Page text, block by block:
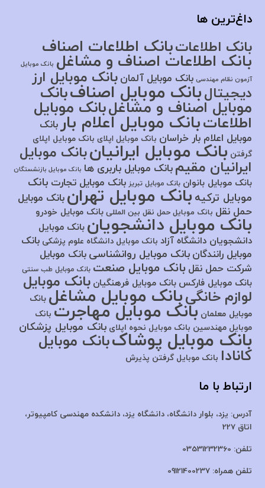
داغ‌ترین ها
بانک اطلاعاتبانک اطلاعات اصناف
بانک اطلاعات اصناف و مشاغل بانک موبایل
آزمون نظام مهندسی بانک موبایل آلمان بانک موبایل ارز
دیجیتالبانک موبایل اصنافبانک
موبایل اصناف و مشاغلبانک موبایل
اطلاعاتبانک موبایل اعلام بار بانک
موبایل اعلام بار خراسان بانک موبایل اپلای بانک موبایل اپلای
گرفتن بانک موبایل ایرانیانبانک موبایل
ایرانیان مقیم بانک موبایل باربری ها بانک موبایل بازنشستگان
بانک موبایل بانوان بانک موبایل تبریز بانک موبایل تجارت بانک
موبایل ترکیه بانک موبایل تهران بانک موبایل
حمل نقل بانک موبایل حمل نقل بین المللی بانک موبایل خودرو
بانک موبایل دانشجویان بانک موبایل
دانشجویان دانشگاه آزاد بانک موبایل دانشگاه علوم پزشکی بانک
موبایل رانندگان بانک موبایل روانشناسی بانک موبایل
شرکت حمل نقل بانک موبایل صنعت بانک موبایل طب سنتی
بانک موبایل فارکس بانک موبایل فرهنگیان بانک موبایل
لوازم خانگیبانک موبایل مشاغلبانک
موبایل معلمان بانک موبایل مهاجرت بانک
موبایل مهندسین بانک موبایل نحوه اپلای بانک موبایل پزشکان
بانک موبایل پوشاکبانک موبایل
کانادا بانک موبایل گرفتن پذیرش
ارتباط با ما
آدرس: یزد، بلوار دانشگاه، دانشگاه یزد،دانشکده مهندسی کامپیوتر،
اتاق 227
تلفن: 03531232360
تلفن همراه: 09121400237